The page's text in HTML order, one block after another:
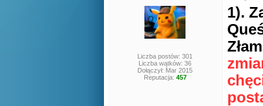
Liczba postów: 301
Liczba wątków: 36
Dołączył: Mar 2015
Reputacja: 457
1).